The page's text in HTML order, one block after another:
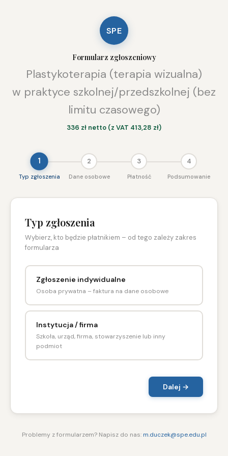
SPE
Formularz zgłoszeniowy
Plastykoterapia (terapia wizualna)
w praktyce szkolnej/przedszkolnej (bez
limitu czasowego)
336 zł netto (z VAT 413,28 zł)
1
Typ zgłoszenia
2
Dane osobowe
3
Płatność
4
Podsumowanie
Typ zgłoszenia
Wybierz, kto będzie płatnikiem – od tego zależy zakres
formularza
Zgłoszenie indywidualne
Osoba prywatna – faktura na dane osobowe
Instytucja / firma
Szkoła, urząd, firma, stowarzyszenie lub inny
podmiot
Dalej →
Problemy z formularzem? Napisz do nas: m.duczek@spe.edu.pl